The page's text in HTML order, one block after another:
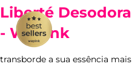
Liberté
- Wepink
transborde a sua essência